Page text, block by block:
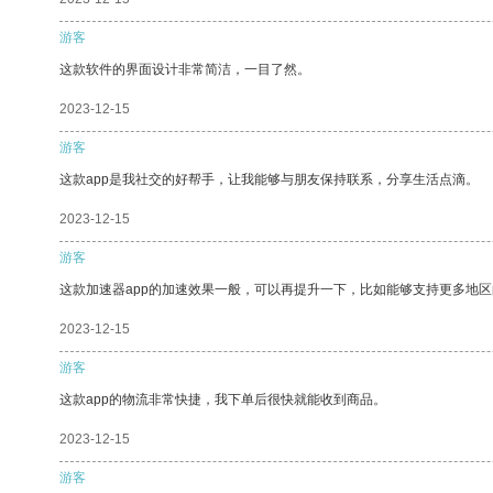
游客
这款软件的界面设计非常简洁，一目了然。
2023-12-15
游客
这款app是我社交的好帮手，让我能够与朋友保持联系，分享生活点滴。
2023-12-15
游客
这款加速器app的加速效果一般，可以再提升一下，比如能够支持更多地区
2023-12-15
游客
这款app的物流非常快捷，我下单后很快就能收到商品。
2023-12-15
游客